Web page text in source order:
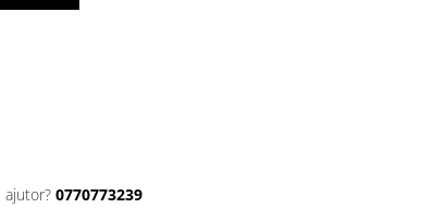
ajutor? 0770773239